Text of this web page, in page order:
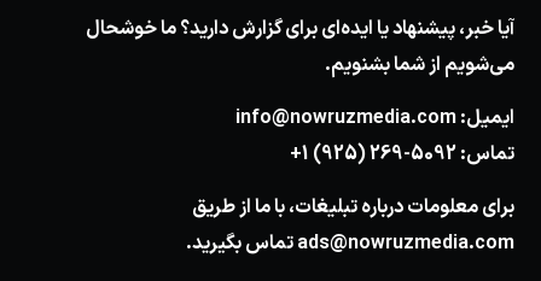
آیا خبر، پیشنهاد یا ایده‌ای برای گزارش دارید؟ ما خوشحال
می‌شویم از شما بشنویم.
ایمیل:info@nowruzmedia.com
تماس:+1 (925) 269-5092
برای معلومات درباره تبلیغات، با ما از طریق
ads@nowruzmedia.comتماس بگیرید.